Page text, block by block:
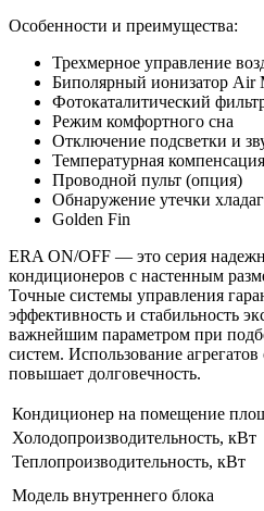
Особенности и преимущества:
Трехмерное управление
Биполярный ионизатор Air
Фотокаталитический
Режим комфортного сна
Отключение подсветки и
Температурная компенсация
Проводной пульт (опция)
Обнаружение утечки
Golden Fin
ERA ON/OFF — это серия
кондиционеров с настенным
Точные системы управления
эффективность и стабильность
важнейшим параметром при
систем. Использование
повышает долговечность.
Кондиционер на помещение
Холодопроизводительность, кВт
Теплопроизводительность, кВт
Модель внутреннего блока